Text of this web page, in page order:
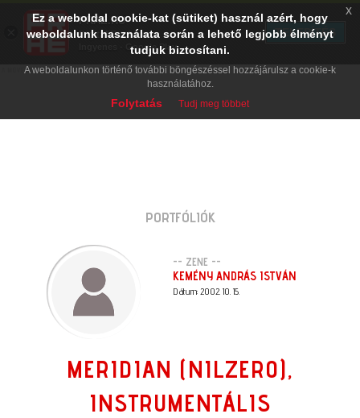
PORTFÓLIÓK
-- ZENE --
KEMÉNY ANDRÁS ISTVÁN
Dátum: 2002. 10. 15.
MERIDIAN (NILZERO),
INSTRUMENTÁLIS
Ez a weboldal cookie-kat (sütiket) használ azért, hogy
weboldalunk használata során a lehető legjobb élményt
tudjuk biztosítani.
A weboldalunkon történő további böngészéssel hozzájárulsz a cookie-k
használatához.
Folytatás Tudj meg többet
x
PRAE.HU
Digital Evolution
Ingyenes - Google Play
TELEPÍTÉS